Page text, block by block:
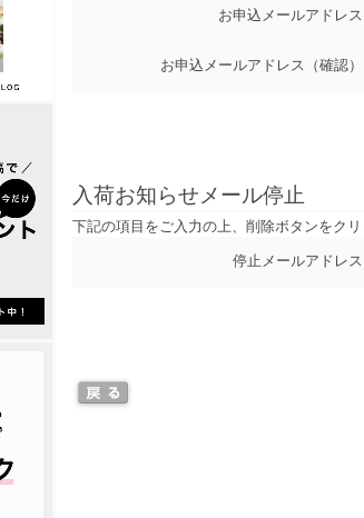
お申込メールアドレス
お申込メールアドレス（確認）
入荷お知らせメール停止
下記の項目をご入力の上、削除ボタンをク
停止メールアドレス